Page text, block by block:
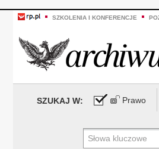
SZKOLENIA I KONFERENCJE
SZUKAJ W: Prawo